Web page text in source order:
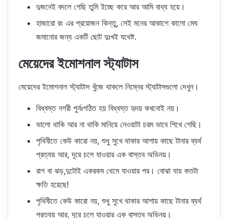
দুজনেই বদলে গেছি তুমি ইচ্ছে করে আর আমি বাধ্য হয়ে।
হাজারো রং এর প্রয়োজন কিন্তু, সেই মনের আকাশে কালো মেঘ
জমানোর জন্য একটি ছোট দুঃখই যথেষ্ট.
মেয়েদের ইমোশনাল স্ট্যাটাস
মেয়েদের ইমোশনাল স্ট্যাটাস খুঁজে থাকলে নিম্নের স্ট্যাটাসগুলো দেখুন।
বিধ্বস্ত নগরী পুর্নঃগঠিত হয় বিধ্বস্ত হৃদয় কখনোই নয়।
ভালো থাকি আর না থাকি মানিয়ে নেওয়াটা চরম ভাবে শিখে গেছি।
পৃথিবীতে কেউ কারো নয়, শুধু সুখে থাকার আশায় কাছে টানার ব্যর্থ
প্রত্যয় আর, দূরে চলে যাওয়ার এক বাস্তব অভিনয়।
রাগ বা ঝড়,দুটোই একরকম থেমে যাওয়ার পর। বোঝা যায় কতটা
ক্ষতি হয়েছে!
পৃথিবীতে কেউ কারো নয়, শুধু সুখে থাকার আশায় কাছে টানার ব্যর্থ
প্রত্যয় আর, দূরে চলে যাওয়ার এক বাস্তব অভিনয়।